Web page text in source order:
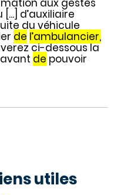
aux gestes
d’auxiliaire
du véhicule
de l’ambulancier,
ci-dessous la
de pouvoir
utiles